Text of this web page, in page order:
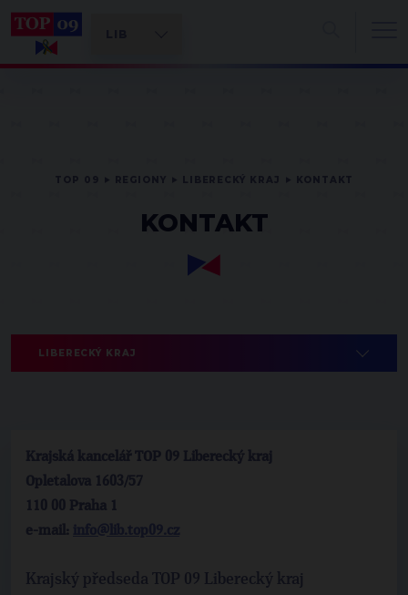
KONTAKT
LIBERECKÝ KRAJ
Krajská kancelář TOP 09 Liberecký kraj
Opletalova 1603/57
110 00 Praha 1
e-mail:
Krajský předseda TOP 09 Liberecký kraj